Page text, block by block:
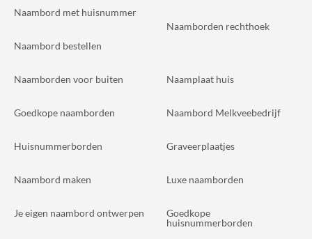
Naambord met huisnummer
Naambord bestellen
Naamborden rechthoek
Naamborden voor buiten
Goedkope naamborden
Huisnummerborden
Naambord maken
Je eigen naambord ontwerpen
Naamplaat huis
Naambord Melkveebedrijf
Graveerplaatjes
Luxe naamborden
Goedkope
huisnummerborden